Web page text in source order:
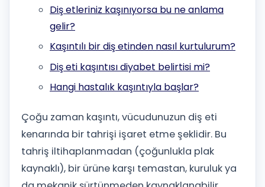
Diş etleriniz kaşınıyorsa bu ne anlama
gelir?
Kaşıntılı bir diş etinden nasıl kurtulurum?
Diş eti kaşıntısı diyabet belirtisi mi?
Hangi hastalık kaşıntıyla başlar?
Çoğu zaman kaşıntı, vücudunuzun diş eti
kenarında bir tahrişi işaret etme şeklidir. Bu
tahriş iltihaplanmadan (çoğunlukla plak
kaynaklı), bir ürüne karşı temastan, kuruluk ya